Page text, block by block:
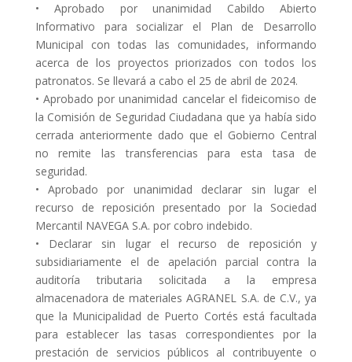
• Aprobado por unanimidad Cabildo Abierto
Informativo para socializar el Plan de Desarrollo
Municipal con todas las comunidades, informando
acerca de los proyectos priorizados con todos los
patronatos. Se llevará a cabo el 25 de abril de 2024.
• Aprobado por unanimidad cancelar el fideicomiso de
la Comisión de Seguridad Ciudadana que ya había sido
cerrada anteriormente dado que el Gobierno Central
no remite las transferencias para esta tasa de
seguridad.
• Aprobado por unanimidad declarar sin lugar el
recurso de reposición presentado por la Sociedad
Mercantil NAVEGA S.A. por cobro indebido.
• Declarar sin lugar el recurso de reposición y
subsidiariamente el de apelación parcial contra la
auditoría tributaria solicitada a la empresa
almacenadora de materiales AGRANEL S.A. de C.V., ya
que la Municipalidad de Puerto Cortés está facultada
para establecer las tasas correspondientes por la
prestación de servicios públicos al contribuyente o